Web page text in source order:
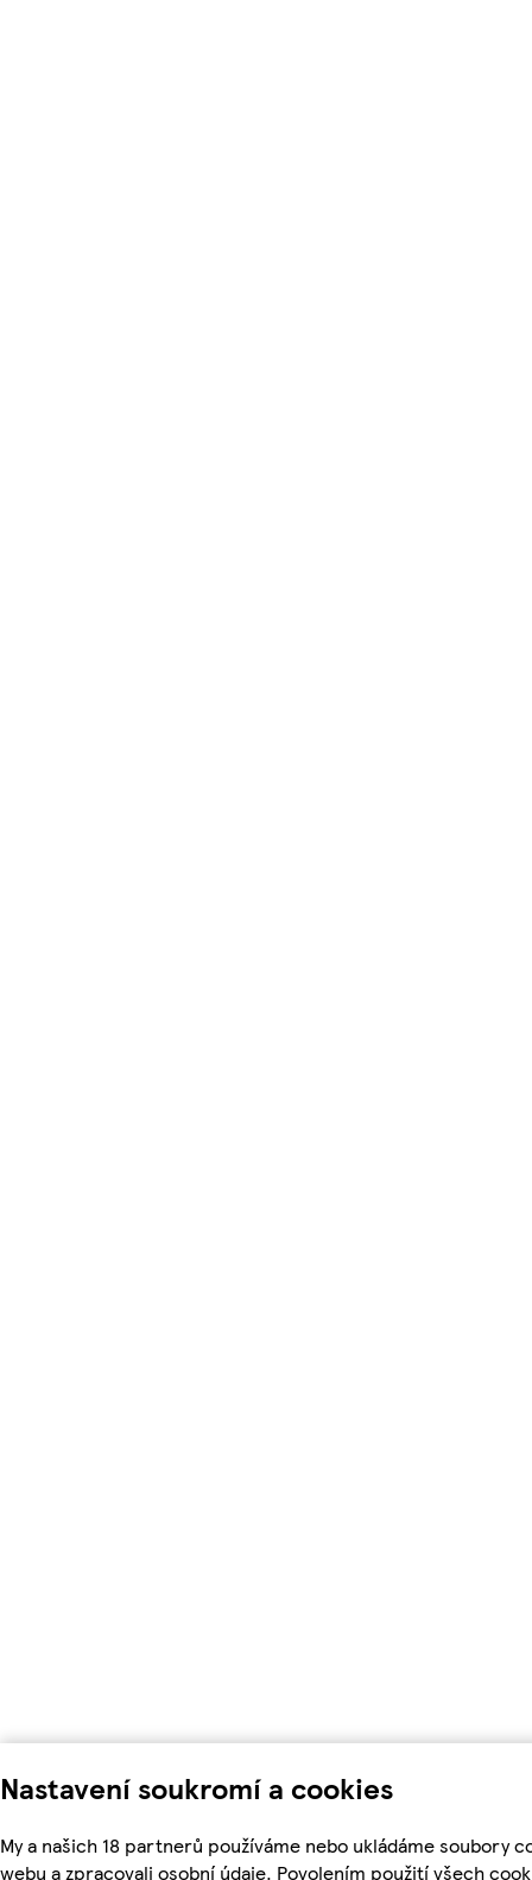
Nastavení soukromí a cookies
My a našich 18 partnerů používáme nebo ukládáme soubory
webu a zpracovali osobní údaje. Povolením použití všech